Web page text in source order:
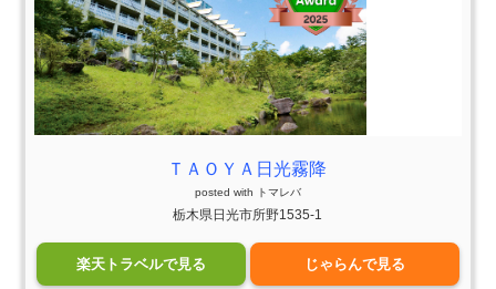
ＴＡＯＹＡ日光霧降
posted with トマレバ
栃木県日光市所野1535-1
楽天トラベルで見る じゃらんで見る